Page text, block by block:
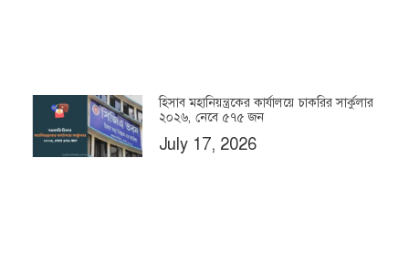
হিসাব মহানিয়ন্ত্রকের কার্যালয়ে চাকরির সার্কুলার
২০২৬, নেবে ৫৭৫ জন
July 17, 2026